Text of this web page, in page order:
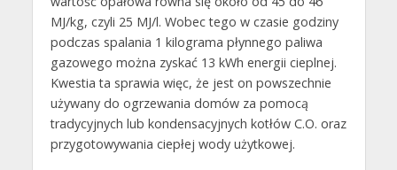
MJ/kg, czyli 25 MJ/l. Wobec tego w czasie godziny
podczas spalania 1 kilograma płynnego paliwa
gazowego można zyskać 13 kWh energii cieplnej.
Kwestia ta sprawia więc, że jest on powszechnie
używany do ogrzewania domów za pomocą
tradycyjnych lub kondensacyjnych kotłów C.O. oraz
przygotowywania ciepłej wody użytkowej.